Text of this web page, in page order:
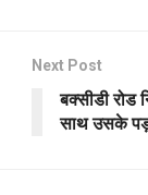
Next Post
बक्सीडी रोड
साथ उसके